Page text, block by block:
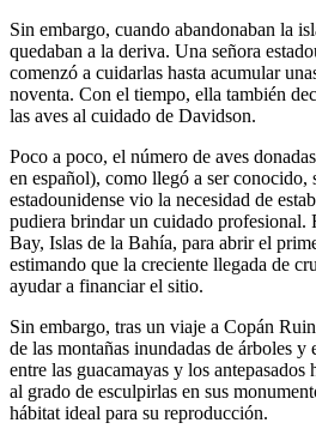
Sin embargo, cuando abandonaban la
quedaban a la deriva. Una señora
comenzó a cuidarlas hasta acumular
noventa. Con el tiempo, ella también
las aves al cuidado de Davidson.
Poco a poco, el número de aves
en español), como llegó a ser conocido,
estadounidense vio la necesidad de
pudiera brindar un cuidado profesional.
Bay, Islas de la Bahía, para abrir el
estimando que la creciente llegada de
ayudar a financiar el sitio.
Sin embargo, tras un viaje a Copán
de las montañas inundadas de árboles
entre las guacamayas y los antepasados
al grado de esculpirlas en sus
hábitat ideal para su reproducción.